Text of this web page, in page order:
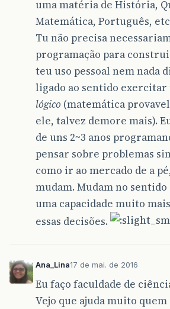
uma matéria de História,
Matemática, Português,
Tu não precisa
programação para
teu uso pessoal nem nada
ligado ao sentido exercitar
lógico (matemática
ele, talvez demore mais).
de uns 2~3 anos
pensar sobre problemas
como ir ao mercado de a
mudam. Mudam no
uma capacidade muito
essas decisões.
Ana_Lina17 de mai. de 2016
Eu faço faculdade de
Vejo que ajuda muito quem